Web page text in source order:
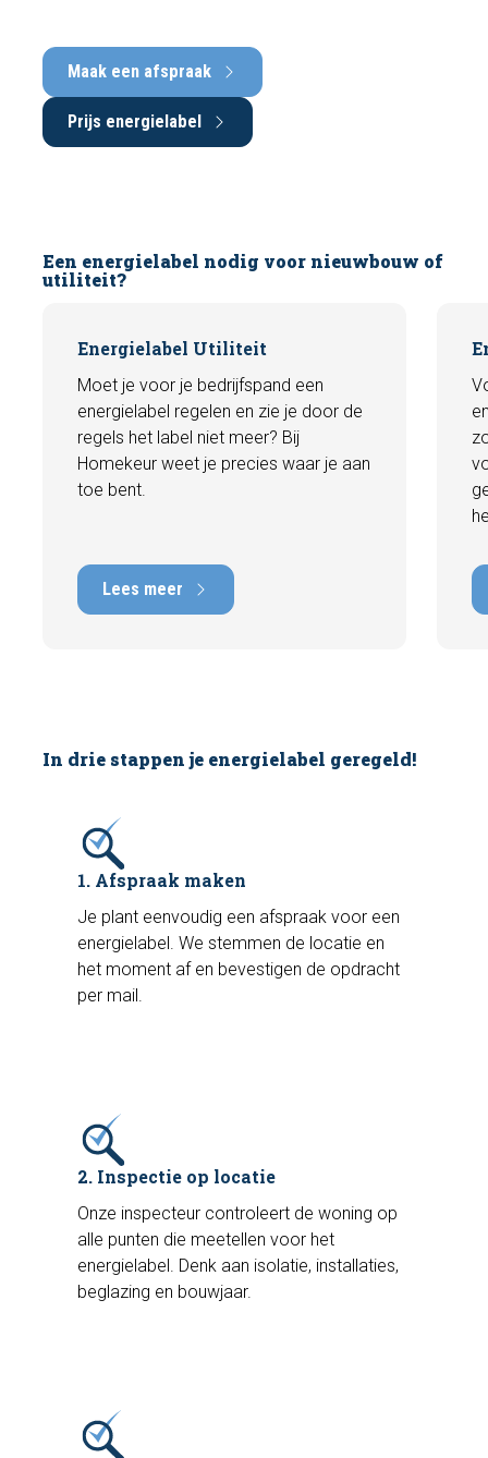
Maak een afspraak
Prijs energielabel
Een energielabel nodig voor nieuwbouw of
utiliteit?
Energielabel Utiliteit
Moet je voor je bedrijfspand een
energielabel regelen en zie je door de
regels het label niet meer? Bij
Homekeur weet je precies waar je aan
toe bent.
Lees meer
In drie stappen je energielabel geregeld!
1. Afspraak maken
Je plant eenvoudig een afspraak voor een
energielabel. We stemmen de locatie en
het moment af en bevestigen de opdracht
per mail.
2. Inspectie op locatie
Onze inspecteur controleert de woning op
alle punten die meetellen voor het
energielabel. Denk aan isolatie, installaties,
beglazing en bouwjaar.